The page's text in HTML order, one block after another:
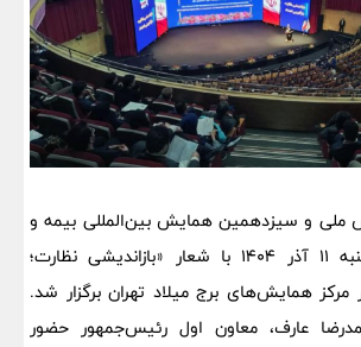
و سیزدهمین همایش بین‌المللی بیمه و
توسعه صبح سه‌شنبه 11 آذر 1404 با شعار «بازاندیشی نظارت؛
مرکز همایش‌های برج میلاد تهران برگزار شد.
عارف، معاون اول رئیس‌جمهور حضور